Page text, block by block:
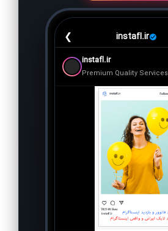
❮ instafl.ir
instafl.ir
Premium Quality Services